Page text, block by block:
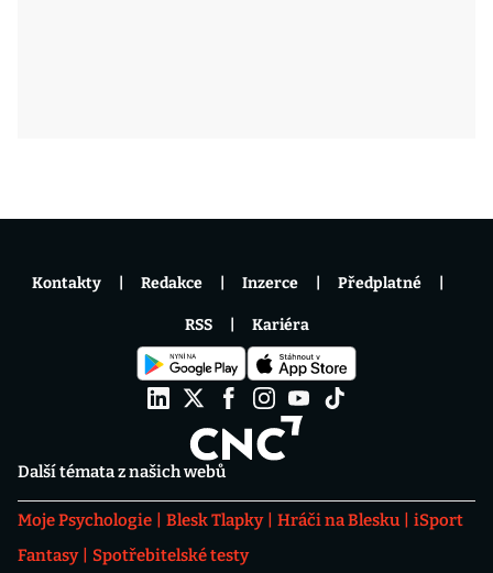
Další témata z našich webů
Moje Psychologie Blesk Tlapky Hráči na Blesku
iSport
Fantasy
Spotřebitelské testy
Kontakty Redakce Inzerce Předplatné
RSS Kariéra